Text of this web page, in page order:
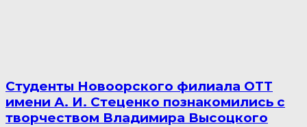
Студенты Новоорского филиала ОТТ
имени А. И. Стеценко познакомились с
творчеством Владимира Высоцкого